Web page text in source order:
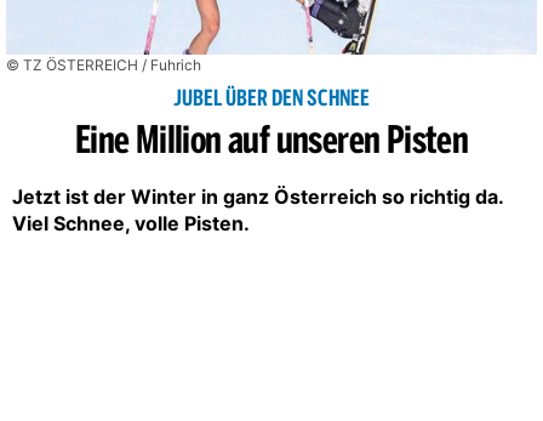
© TZ ÖSTERREICH / Fuhrich
JUBEL ÜBER DEN SCHNEE
Eine Million auf unseren Pisten
Jetzt ist der Winter in ganz ­Österreich so richtig da.
Viel Schnee, volle Pisten.